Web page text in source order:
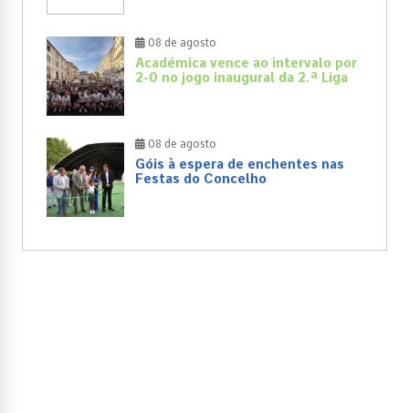
08 de agosto
Académica vence ao intervalo por
2-0 no jogo inaugural da 2.ª Liga
08 de agosto
Góis à espera de enchentes nas
Festas do Concelho